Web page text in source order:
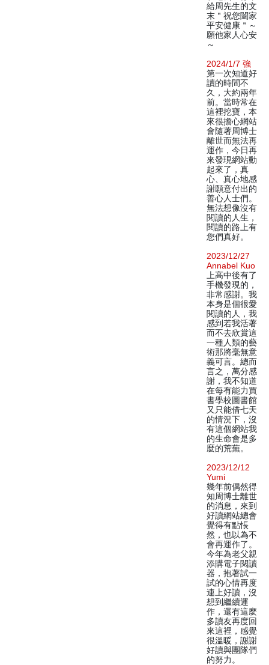
給周先生的文
末＂祝您闔家
平安健康＂～
願他家人心安
～
2024/1/7 強
第一次知道好
讀的時間不
久，大約兩年
前。當時常在
這裡挖寶，本
來很擔心網站
會隨著周博士
離世而無法再
運作，今日再
來發現網站動
起來了，真
心、真心地感
謝願意付出的
善心人士們。
無法想像沒有
閱讀的人生，
閱讀的路上有
您們真好。
2023/12/27
Annabel Kuo
上高中後有了
手機發現的，
非常感謝。我
本身是個很愛
閱讀的人，我
感到若我活著
而不去欣賞這
一種人類的藝
術那將毫無意
義可言。總而
言之，萬分感
謝，我不知道
在每有能力買
書學校圖書館
又只能借七天
的情況下，沒
有這個網站我
的生命會是多
麼的荒蕪。
2023/12/12
Yumi
幾年前偶然得
知周博士離世
的消息，來到
好讀網站總會
覺得有點悵
然，也以為不
會再運作了。
今年為老父親
添購電子閱讀
器，抱著試一
試的心情再度
連上好讀，沒
想到繼續運
作，還有這麼
多讀友再度回
來這裡，感覺
很溫暖，謝謝
好讀與團隊們
的努力。